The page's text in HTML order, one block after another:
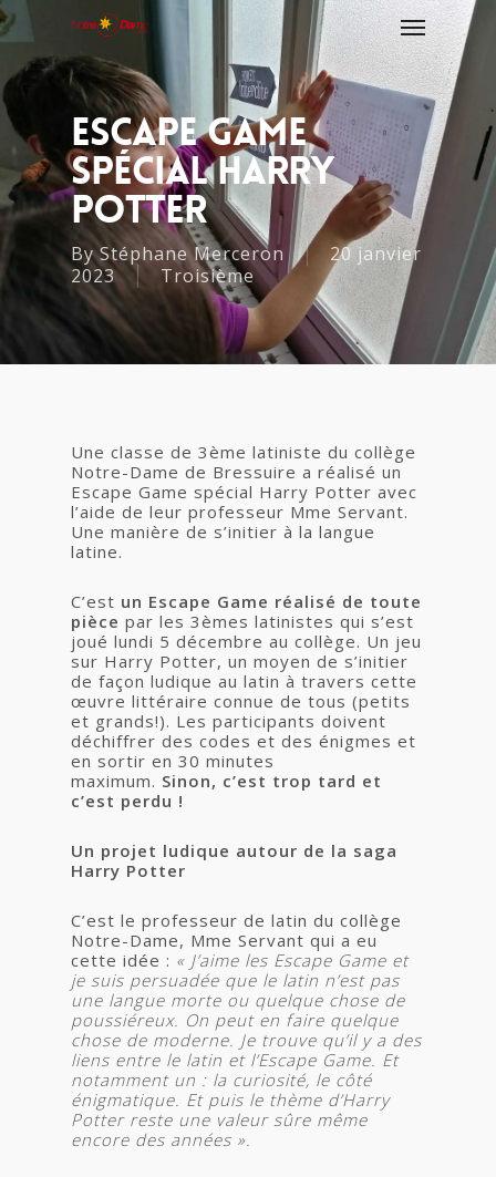
Escape Game
Spécial Harry
Potter
ByStéphane Merceron
20 janvier
2023
Troisième
Une classe de 3ème latiniste du collège
Notre-Dame de Bressuire a réalisé un
Escape Game spécial Harry Potter avec
l’aide de leur professeur Mme Servant.
Une manière de s’initier à la langue
latine.
C’est un Escape Game réalisé de toute
pièce par les 3èmes latinistes qui s’est
joué lundi 5 décembre au collège. Un jeu
sur Harry Potter, un moyen de s’initier
de façon ludique au latin à travers cette
œuvre littéraire connue de tous (petits
et grands!). Les participants doivent
déchiffrer des codes et des énigmes et
en sortir en 30 minutes
maximum. Sinon, c’est trop tard et
c’est perdu !
Un projet ludique autour de la saga
Harry Potter
C’est le professeur de latin du collège
Notre-Dame, Mme Servant qui a eu
cette idée : « J’aime les Escape Game et
je suis persuadée que le latin n’est pas
une langue morte ou quelque chose de
poussiéreux. On peut en faire quelque
chose de moderne. Je trouve qu’il y a des
liens entre le latin et l’Escape Game. Et
notamment un : la curiosité, le côté
énigmatique. Et puis le thème d’Harry
Potter reste une valeur sûre même
encore des années ».